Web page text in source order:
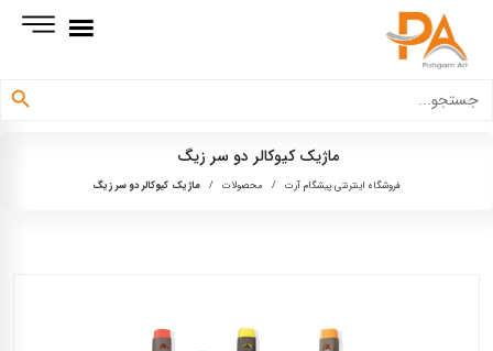
برای:
دکمه جستجو
ماژیک کیوکالر دو سر زیگ
فروشگاه اینترنتی پیشگام آرت / محصولات / ماژیک کیوکالر دو سر زیگ